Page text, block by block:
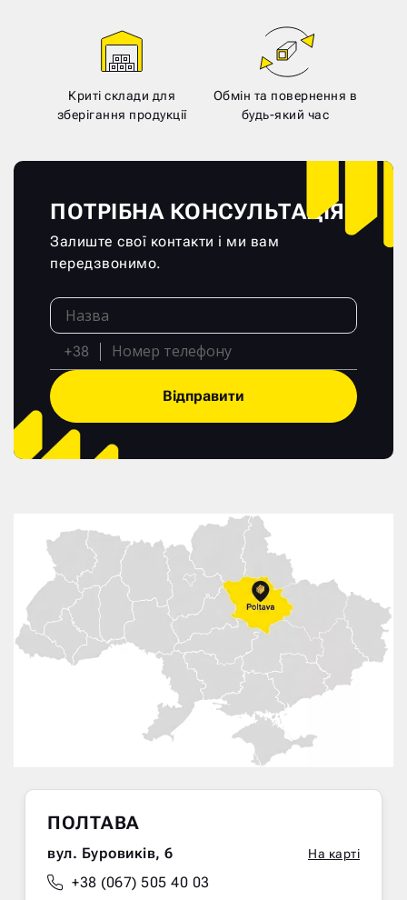
Криті склади для
зберігання продукції
Обмін та повернення в
будь-який час
ПОТРІБНА КОНСУЛЬТАЦІЯ?
Залиште свої контакти і ми вам
передзвонимо.
+38
Відправити
ПОЛТАВА
вул. Буровиків, 6 На карті
+38 (067) 505 40 03